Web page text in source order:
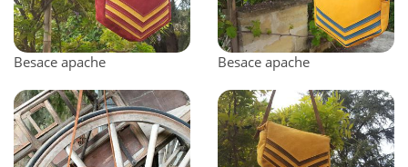
Besace apache Besace apache